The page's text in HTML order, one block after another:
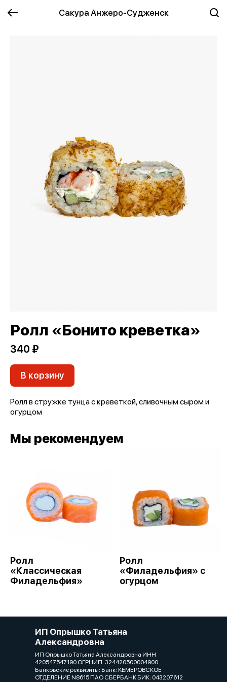
Сакура Анжеро-Судженск
Ролл «Бонито креветка»
340 ₽
В корзину
Ролл в стружке тунца с креветкой, сливочным сыром и
огурцом
Мы рекомендуем
Ролл
«Классическая
Филадельфия»
Ролл
«Филадельфия» с
огурцом
ИП Опрышко Татьяна
Александровна
ИП Опрышко Татьяна Александровна ИНН
420547547190 ОГРНИП: 324420500004900
Банковские реквизиты: Банк: КЕМЕРОВСКОЕ
ОТДЕЛЕНИЕ N8615 ПАО СБЕРБАНК БИК: 043207612